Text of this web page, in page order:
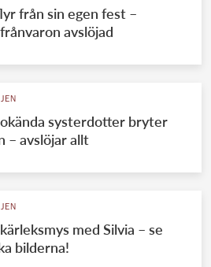
från sin egen fest –
avslöjad
systerdotter bryter
– avslöjar allt
med Silvia – se
bilderna!